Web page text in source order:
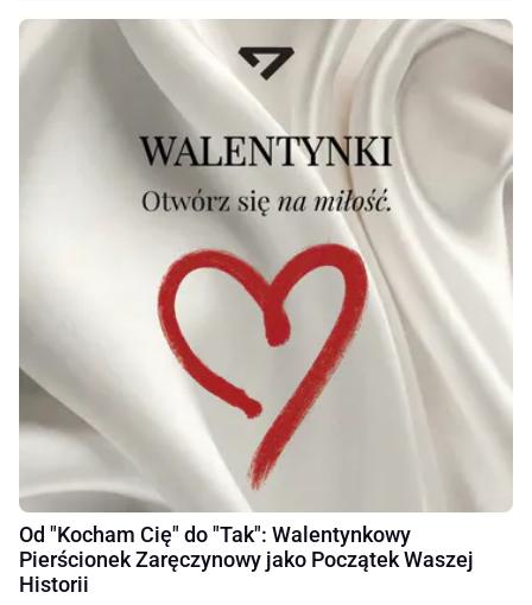
Od "Kocham Cię" do "Tak": Walentynkowy
Pierścionek Zaręczynowy jako Początek Waszej
Historii